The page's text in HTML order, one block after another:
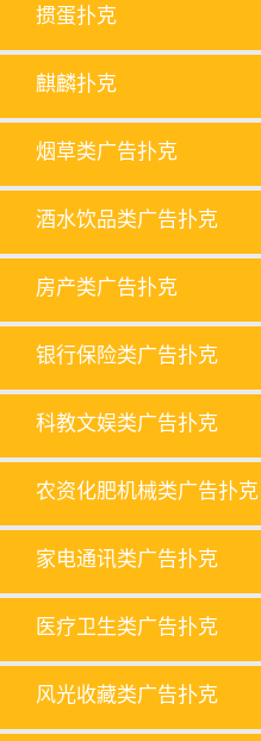
掼蛋扑克
麒麟扑克
烟草类广告扑克
酒水饮品类广告扑克
房产类广告扑克
银行保险类广告扑克
科教文娱类广告扑克
农资化肥机械类广告扑克
家电通讯类广告扑克
医疗卫生类广告扑克
风光收藏类广告扑克